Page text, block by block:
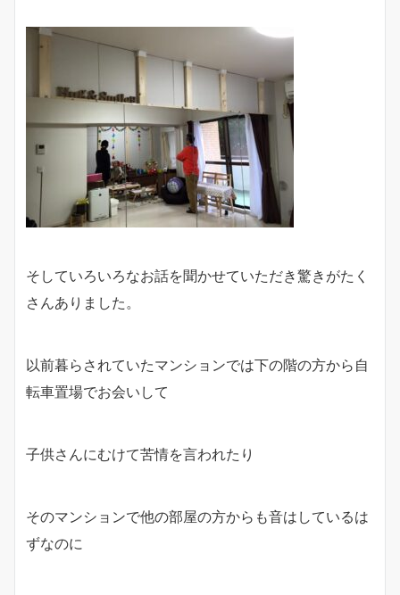
そしていろいろなお話を聞かせていただき驚きがたく
さんありました。
以前暮らされていたマンションでは下の階の方から自
転車置場でお会いして
子供さんにむけて苦情を言われたり
そのマンションで他の部屋の方からも音はしているは
ずなのに